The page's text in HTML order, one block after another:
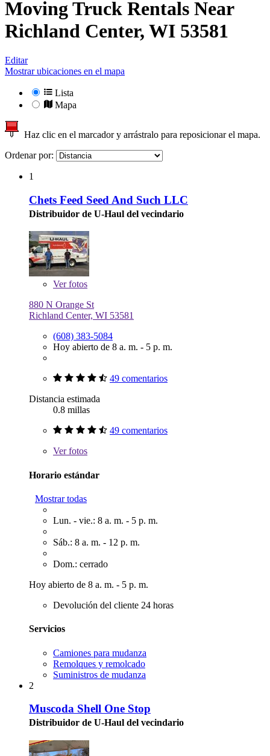
Moving Truck Rentals Near
Richland Center, WI 53581
Editar
Mostrar ubicaciones en el mapa
Lista
Mapa
Haz clic en el marcador y arrástralo para reposicionar el mapa.
Ordenar por:
1
Chets Feed Seed And Such LLC
Distribuidor de U-Haul del vecindario
Verfotos
880 N Orange St
Richland Center, WI 53581
(608) 383-5084
Hoy abierto de 8 a. m. - 5 p. m.
49 comentarios
Distancia estimada
0.8 millas
49 comentarios
Verfotos
Horario estándar
Mostrar todas
Lun. - vie.: 8 a. m. - 5 p. m.
Sáb.: 8 a. m. - 12 p. m.
Dom.: cerrado
Hoy abierto de 8 a. m. - 5 p. m.
Devolución del cliente 24 horas
Servicios
Camiones para mudanza
Remolques y remolcado
Suministros de mudanza
2
Muscoda Shell One Stop
Distribuidor de U-Haul del vecindario